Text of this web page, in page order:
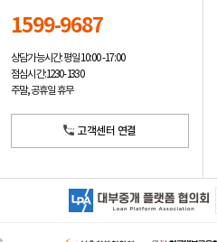
1599-9687
상담가능시간: 평일10:00 -17:00
점심시간: 12:30 - 13:30
주말, 공휴일 휴무
고객센터 연결